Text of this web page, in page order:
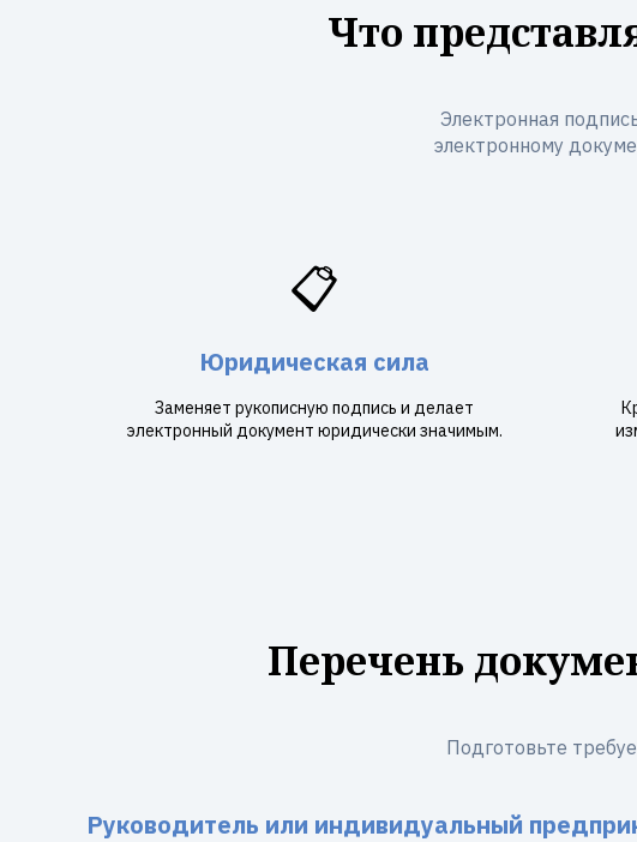
Что
Электронная
электронному
📋
Юридическая сила
Заменяет рукописную подпись и делает
электронный документ юридически значимым.
Перечень
Подготовьте
Руководитель или индивидуальный